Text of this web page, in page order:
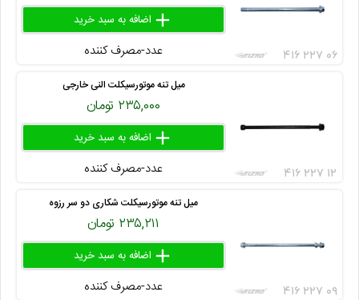
add
عدد-مصرف کننده ۴۱۶ ۲۲۷ ۰۶
میل تنه موتورسیکلت النی خارجی
۲۳۵,۰۰۰ تومان
add
عدد-مصرف کننده ۴۱۶ ۲۲۷ ۱۲
میل تنه موتورسیکلت شکاری دو سر رزوه
۲۳۵,۲۱۱ تومان
add
عدد-مصرف کننده ۴۱۶ ۲۲۷ ۰۹